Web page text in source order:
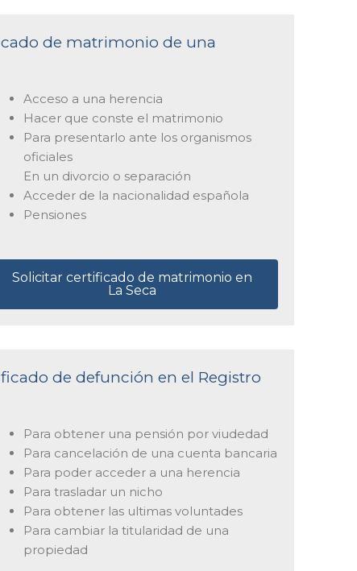
de matrimonio de una
Acceso a una herencia
Hacer que conste el matrimonio
Para presentarlo ante los organismos
oficiales
En un divorcio o separación
Acceder de la nacionalidad española
Pensiones
Solicitar certificado de matrimonio en
La Seca
de defunción en el Registro
Para obtener una pensión por viudedad
Para cancelación de una cuenta bancaria
Para poder acceder a una herencia
Para trasladar un nicho
Para obtener las ultimas voluntades
Para cambiar la titularidad de una
propiedad